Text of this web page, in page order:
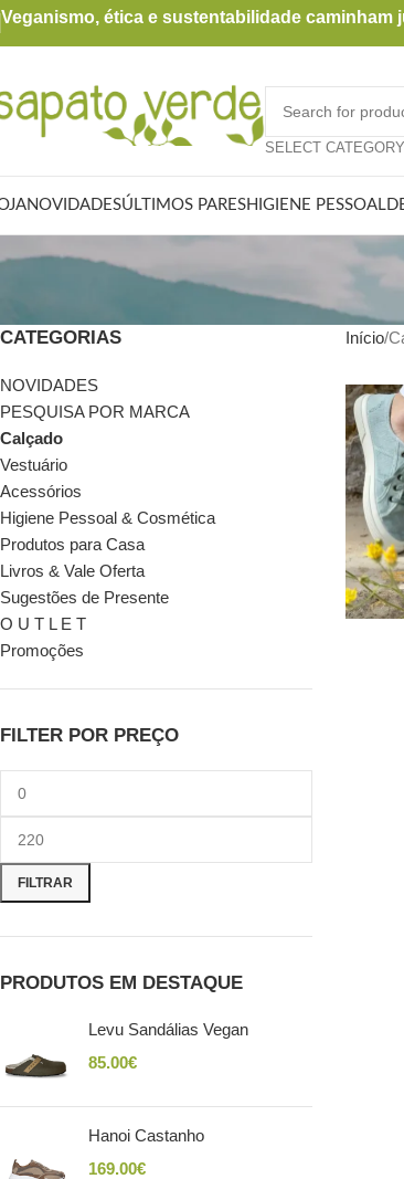
Veganismo, ética e sustentabilidade caminham
SELECT CATEGORY
NOVIDADESÚLTIMOS PARESHIGIENE PESSOAL
CATEGORIAS
NOVIDADES
PESQUISA POR MARCA
Calçado
Vestuário
Acessórios
Higiene Pessoal & Cosmética
Produtos para Casa
Livros & Vale Oferta
Sugestões de Presente
O U T L E T
Promoções
FILTER POR PREÇO
FILTRAR
PRODUTOS EM DESTAQUE
Levu Sandálias Vegan
85.00€
Hanoi Castanho
169.00€
Início